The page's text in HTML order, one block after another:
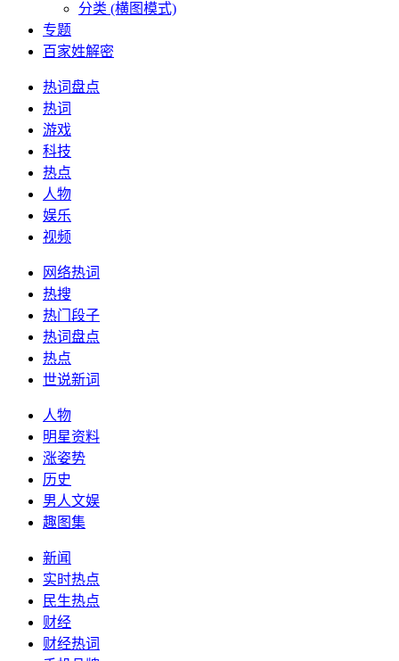
分类 (横图模式)
专题
百家姓解密
热词盘点
热词
游戏
科技
热点
人物
娱乐
视频
网络热词
热搜
热门段子
热词盘点
热点
世说新词
人物
明星资料
涨姿势
历史
男人文娱
趣图集
新闻
实时热点
民生热点
财经
财经热词